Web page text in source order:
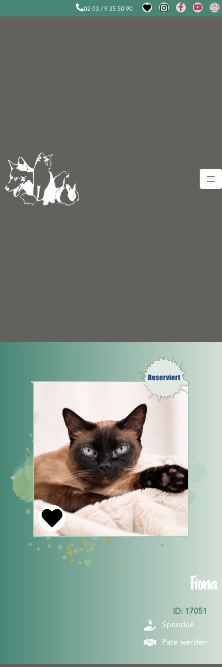
02 03 / 9 35 50 90
Fiona
ID: 17051
Spenden
Pate werden